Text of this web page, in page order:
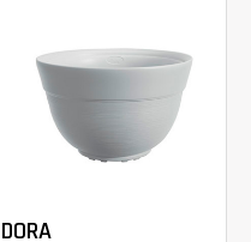
DORA